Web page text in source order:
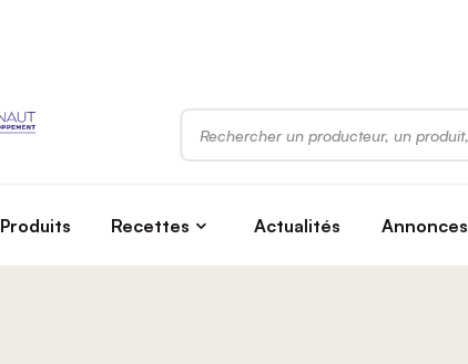
Rechercher
Produits Recettes Actualités Annonces